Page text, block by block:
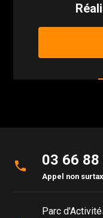
phone 03 66 88
Appel non
Parc